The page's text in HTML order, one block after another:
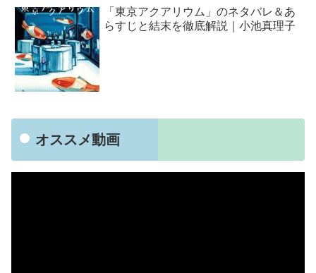
「東京アクアリウム」のネタバレ＆あ
らすじと結末を徹底解説｜小池真理子
オススメ動画